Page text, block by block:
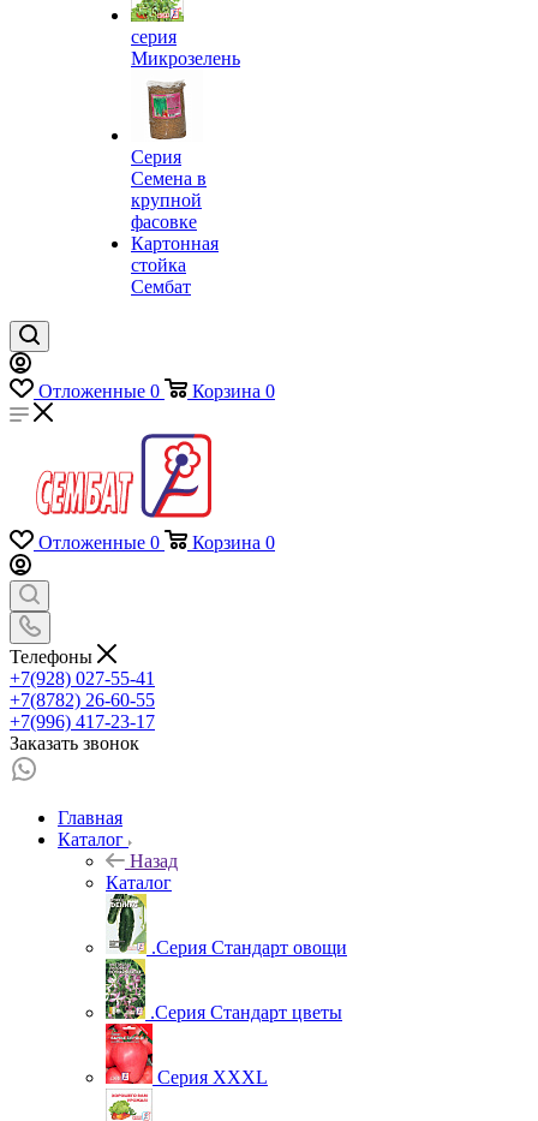
серия
Микрозелень
Серия
Семена в
крупной
фасовке
Картонная
стойка
Сембат
Отложенные 0 Корзина 0
Отложенные 0 Корзина 0
Телефоны
+7(928) 027-55-41
+7(8782) 26-60-55
+7(996) 417-23-17
Заказать звонок
Главная
Каталог
Назад
Каталог
.Серия Стандарт овощи
.Серия Стандарт цветы
Серия XXXL